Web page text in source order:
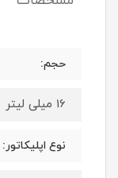
حجم:
16 میلی لیتر
نوع اپلیکاتور: